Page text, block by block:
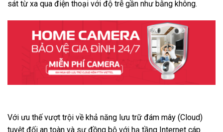
sát từ xa qua điện thoại với độ trễ gần như bằng không.
Với ưu thế vượt trội về khả năng lưu trữ đám mây (Cloud)
tuyệt đối an toàn và sự đồng bộ với hạ tầng Internet cáp